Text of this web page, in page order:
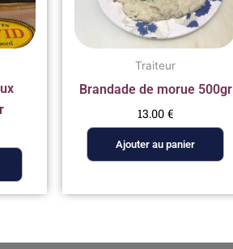
Traiteur
Brandade de morue 500gr
13.00€
Ajouter au panier